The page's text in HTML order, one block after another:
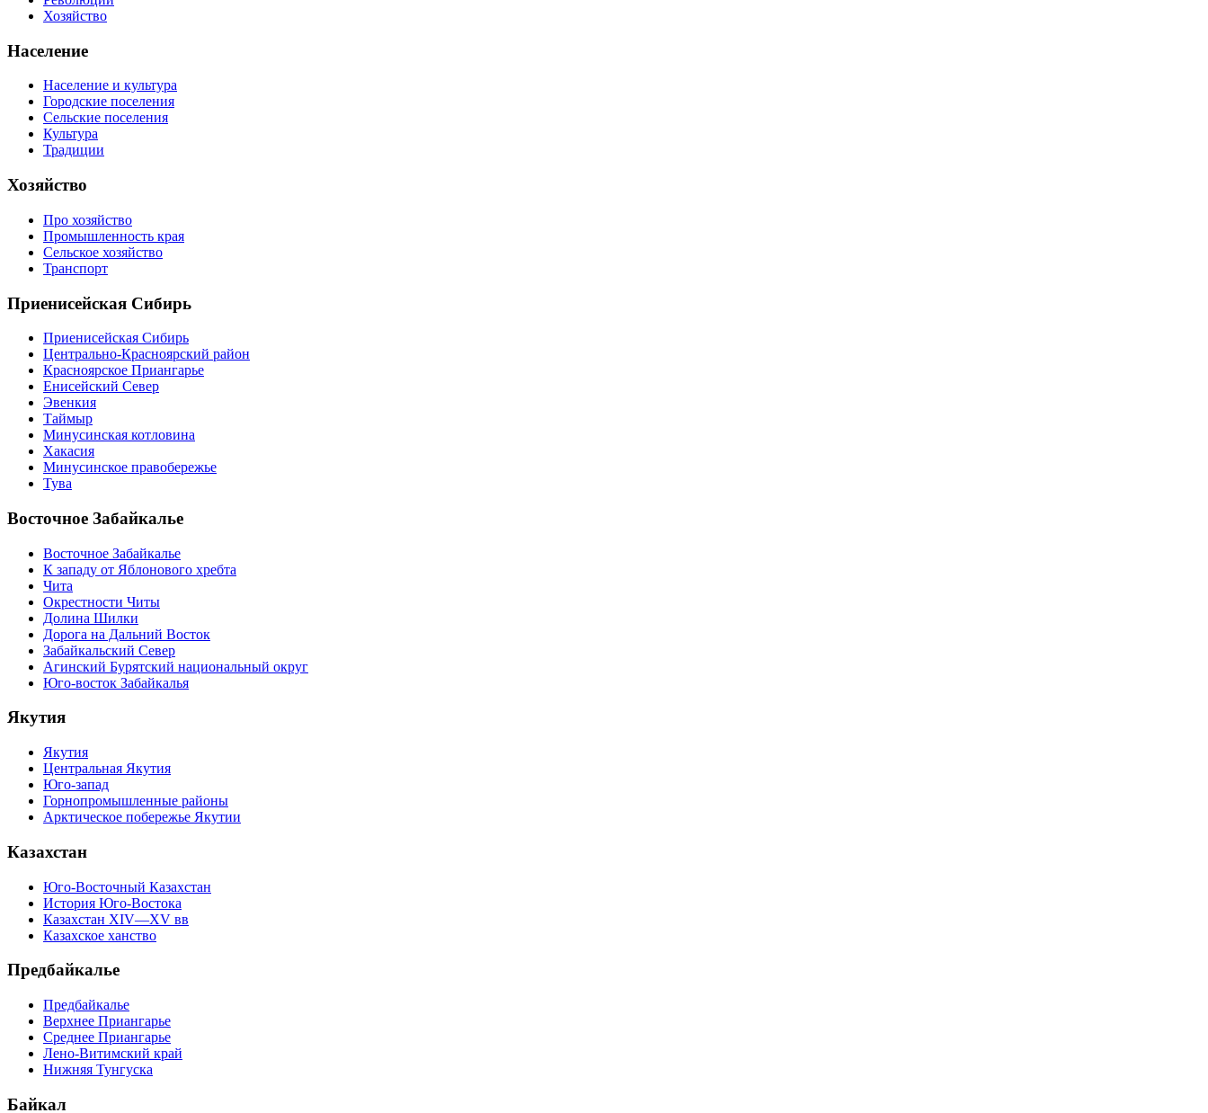
Хозяйство
Население
Население и культура
Городские поселения
Сельские поселения
Культура
Традиции
Хозяйство
Про хозяйство
Промышленность края
Сельское хозяйство
Транспорт
Приенисейская Сибирь
Приенисейская Сибирь
Центрально-Красноярский район
Красноярское Приангарье
Енисейский Север
Эвенкия
Таймыр
Минусинская котловина
Хакасия
Минусинское правобережье
Тува
Восточное Забайкалье
Восточное Забайкалье
К западу от Яблонового хребта
Чита
Окрестности Читы
Долина Шилки
Дорога на Дальний Восток
Забайкальский Север
Агинский Бурятский национальный округ
Юго-восток Забайкалья
Якутия
Якутия
Центральная Якутия
Юго-запад
Горнопромышленные районы
Арктическое побережье Якутии
Казахстан
Юго-Восточный Казахстан
История Юго-Востока
Казахстан XIV—XV вв
Казахское ханство
Предбайкалье
Предбайкалье
Верхнее Приангарье
Среднее Приангарье
Лено-Витимский край
Нижняя Тунгуска
Байкал